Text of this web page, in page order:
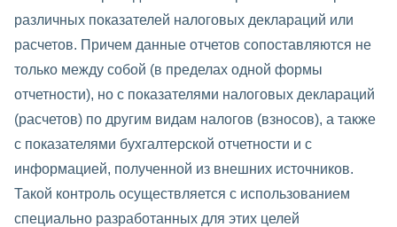
различных показателей налоговых деклараций или
расчетов. Причем данные отчетов сопоставляются не
только между собой (в пределах одной формы
отчетности), но с показателями налоговых деклараций
(расчетов) по другим видам налогов (взносов), а также
с показателями бухгалтерской отчетности и с
информацией, полученной из внешних источников.
Такой контроль осуществляется с использованием
специально разработанных для этих целей